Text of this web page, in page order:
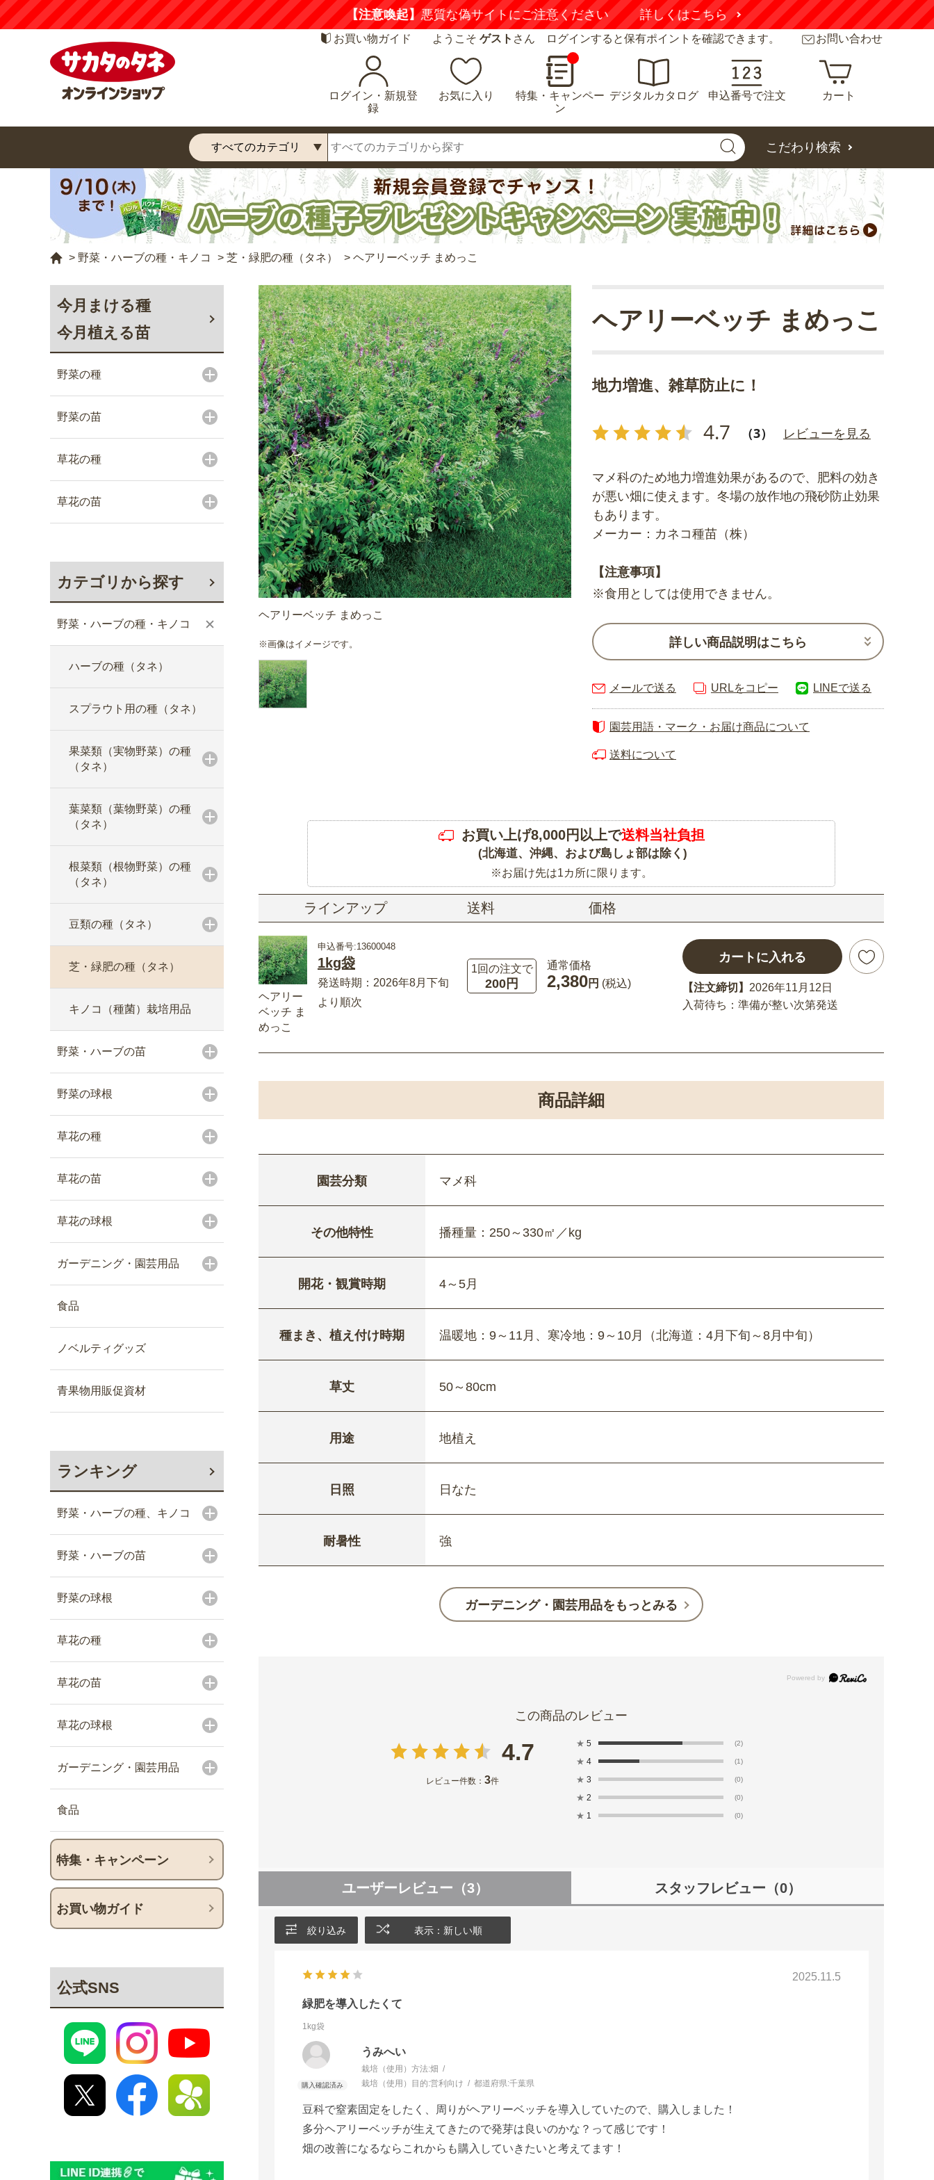
【注意喚起】悪質な偽サイトにご注意ください 詳しくはこちら
お買い物ガイド ようこそ ゲスト さん ログインすると保有ポイントを確認できます。 お問い合わせ
ログイン・新規登
録
お気に入り
特集・キャンペー
ン
デジタルカタログ 申込番号で注文 カート
こだわり検索
> 野菜・ハーブの種・キノコ > 芝・緑肥の種（タネ） > ヘアリーベッチ まめっこ
今月まける種
今月植える苗
野菜の種
野菜の苗
草花の種
草花の苗
カテゴリから探す
野菜・ハーブの種・キノコ
ハーブの種（タネ）
スプラウト用の種（タネ）
果菜類（実物野菜）の種
（タネ）
葉菜類（葉物野菜）の種
（タネ）
根菜類（根物野菜）の種
（タネ）
豆類の種（タネ）
芝・緑肥の種（タネ）
キノコ（種菌）栽培用品
野菜・ハーブの苗
野菜の球根
草花の種
草花の苗
草花の球根
ガーデニング・園芸用品
食品
ノベルティグッズ
青果物用販促資材
ランキング
野菜・ハーブの種、キノコ
野菜・ハーブの苗
野菜の球根
草花の種
草花の苗
草花の球根
ガーデニング・園芸用品
食品
特集・キャンペーン
お買い物ガイド
公式SNS
ヘアリーベッチ まめっこ
※画像はイメージです。
地力増進、雑草防止に！
4.7 （3） レビューを見る
ヘアリーベッチ まめっこ
マメ科のため地力増進効果があるので、肥料の効き
が悪い畑に使えます。冬場の放作地の飛砂防止効果
もあります。
メーカー：カネコ種苗（株）
【注意事項】
※食用としては使用できません。
詳しい商品説明はこちら
メールで送る URLをコピー LINEで送る
園芸用語・マーク・お届け商品について
送料について
お買い上げ8,000円以上で送料当社負担
(北海道、沖縄、および島しょ部は除く)
※お届け先は1カ所に限ります。
ラインアップ 送料 価格
ヘアリー
ベッチ ま
めっこ
申込番号:13600048
1kg袋
発送時期：2026年8月下旬
より順次
1回の注文で
200円
通常価格
2,380円 (税込)
カートに入れる
【注文締切】 2026年11月12日
入荷待ち：準備が整い次第発送
商品詳細
園芸分類 マメ科
その他特性 播種量：250～330㎡／kg
開花・観賞時期 4～5月
種まき、植え付け時期 温暖地：9～11月、寒冷地：9～10月（北海道：4月下旬～8月中旬）
草丈 50～80cm
用途 地植え
日照 日なた
耐暑性 強
ガーデニング・園芸用品をもっとみる
4.7
レビュー件数： 3件
★ 5 (2)
★ 4 (1)
★ 3 (0)
★ 2 (0)
★ 1 (0)
ユーザーレビュー （3） スタッフレビュー （0）
絞り込み 表示：新しい順
2025.11.5
緑肥を導入したくて
1kg袋
うみへい
栽培（使用）方法:畑
栽培（使用）目的:営利向け 都道府県:千葉県
豆科で窒素固定をしたく、周りがヘアリーベッチを導入していたので、購入しました！
多分ヘアリーベッチが生えてきたので発芽は良いのかな？って感じです！
畑の改善になるならこれからも購入していきたいと考えてます！